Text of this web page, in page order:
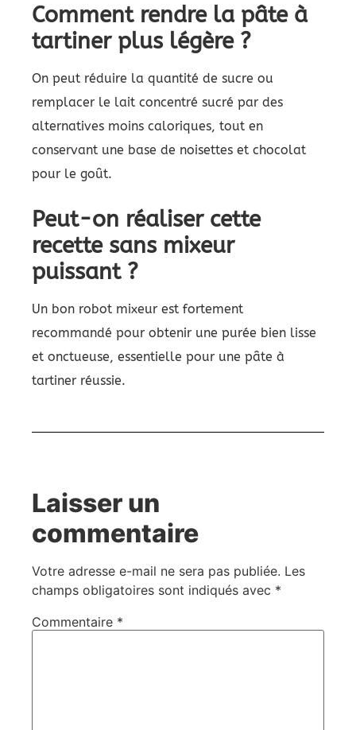
Comment rendre la pâte à
tartiner plus légère ?
On peut réduire la quantité de sucre ou
remplacer le lait concentré sucré par des
alternatives moins caloriques, tout en
conservant une base de noisettes et chocolat
pour le goût.
Peut-on réaliser cette
recette sans mixeur
puissant ?
Un bon robot mixeur est fortement
recommandé pour obtenir une purée bien lisse
et onctueuse, essentielle pour une pâte à
tartiner réussie.
Laisser un
commentaire
Votre adresse e-mail ne sera pas publiée. Les
champs obligatoires sont indiqués avec *
Commentaire *